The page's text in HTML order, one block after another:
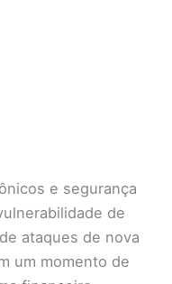
e segurança
de
ataques de nova
um momento de